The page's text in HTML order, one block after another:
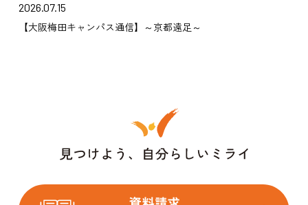
2026.07.15
【大阪梅田キャンパス通信】～京都遠足～